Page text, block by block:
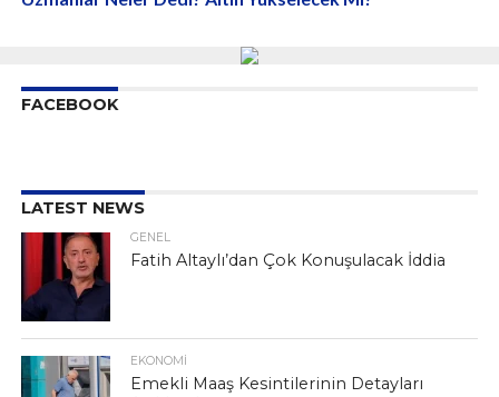
FACEBOOK
LATEST NEWS
GENEL
Fatih Altaylı’dan Çok Konuşulacak İddia
EKONOMI
Emekli Maaş Kesintilerinin Detayları